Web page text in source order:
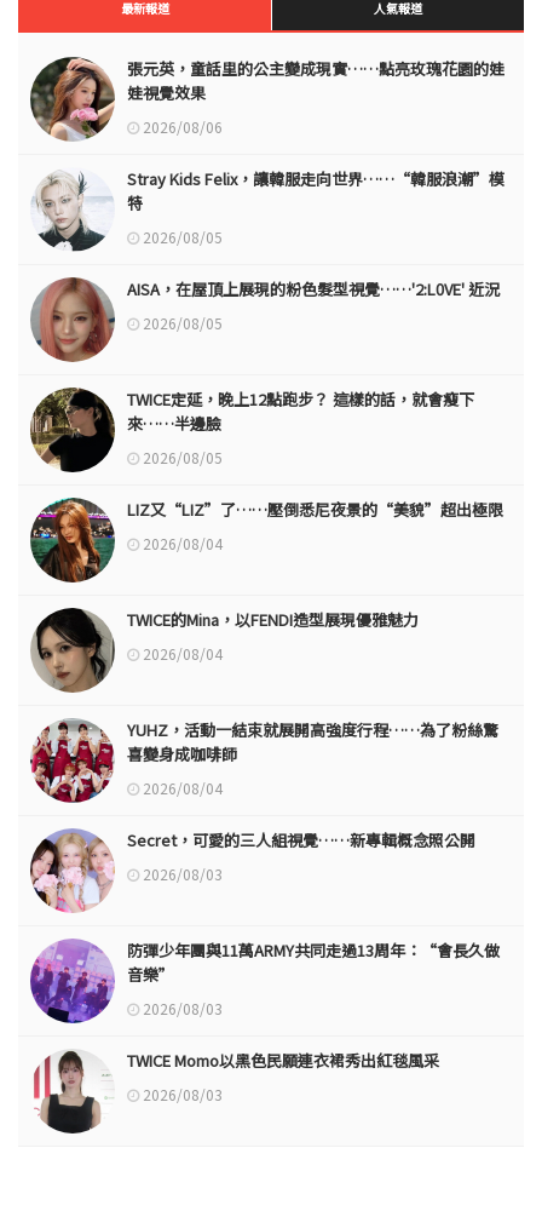
最新報道 人氣報道
張元英，童話里的公主變成現實……點亮玫瑰花園的娃
娃視覺效果
2026/08/06
Stray Kids Felix，讓韓服走向世界……“韓服浪潮”模
特
2026/08/05
AISA，在屋頂上展現的粉色髮型視覺……'2:L0VE' 近況
2026/08/05
TWICE定延，晚上12點跑步？ 這樣的話，就會瘦下
來……半邊臉
2026/08/05
LIZ又“LIZ”了……壓倒悉尼夜景的“美貌”超出極限
2026/08/04
TWICE的Mina，以FENDI造型展現優雅魅力
2026/08/04
YUHZ，活動一結束就展開高強度行程……為了粉絲驚
喜變身成咖啡師
2026/08/04
Secret，可愛的三人組視覺……新專輯概念照公開
2026/08/03
防彈少年團與11萬ARMY共同走過13周年：“會長久做
音樂”
2026/08/03
TWICE Momo以黑色民願連衣裙秀出紅毯風采
2026/08/03